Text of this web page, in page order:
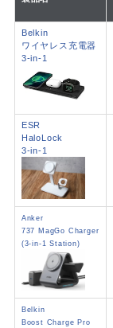
Belkin
ワイヤレス充電器
3-in-1
ESR
HaloLock
3-in-1
Anker
737 MagGo Charger
(3-in-1 Station)
Belkin
Boost Charge Pro